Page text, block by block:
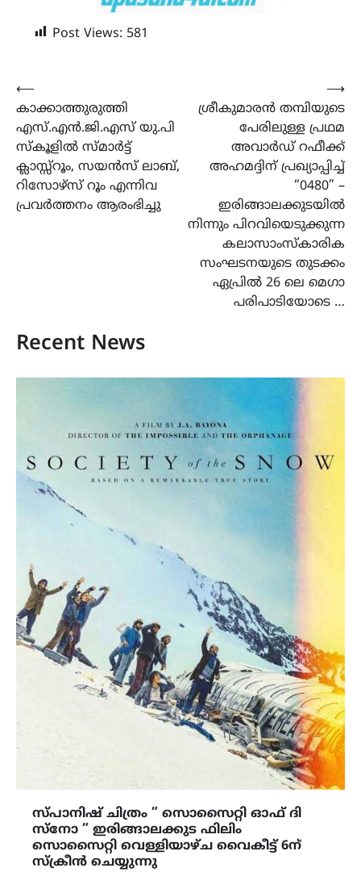
Post Views: 581
Post
navigation
⟵
കാക്കാത്തുരുത്തി
എസ്.എൻ.ജി.എസ് യു.പി
സ്കൂളിൽ സ്മാർട്ട്
ക്ലാസ്സ്‌റൂം, സയൻസ് ലാബ്,
റിസോഴ്സ് റൂം എന്നിവ
പ്രവർത്തനം ആരംഭിച്ചു
ശ്രീകുമാരൻ തമ്പിയുടെ
പേരിലുള്ള പ്രഥമ
അവാർഡ് റഫീക്ക്
അഹമദ്ദിന് പ്രഖ്യാപ്പിച്ച്
“0480” –
ഇരിങ്ങാലക്കുടയിൽ
നിന്നും പിറവിയെടുക്കുന്ന
കലാസാംസ്‌കാരിക
സംഘടനയുടെ തുടക്കം
ഏപ്രിൽ 26 ലെ മെഗാ
പരിപാടിയോടെ …
⟶
Recent News
സ്പാനിഷ് ചിത്രം ” സൊസൈറ്റി ഓഫ് ദി
സ്നോ ” ഇരിങ്ങാലക്കുട ഫിലിം
സൊസൈറ്റി വെള്ളിയാഴ്ച വൈകീട്ട് 6ന്
സ്ക്രീൻ ചെയ്യുന്നു